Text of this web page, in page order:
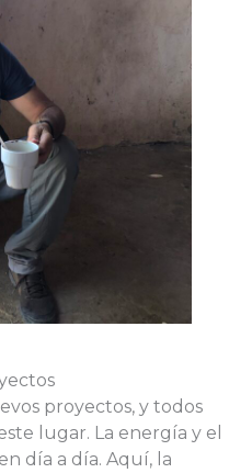
proyectos, y todos
lugar. La energía y el
día a día. Aquí, la